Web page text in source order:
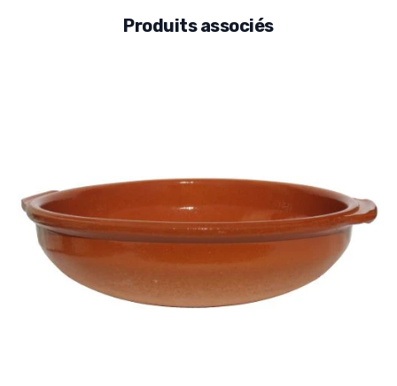
Produits associés